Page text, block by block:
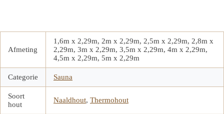
Afmeting
1,6m x 2,29m, 2m x 2,29m, 2,5m x 2,29m, 2,8m x
2,29m, 3m x 2,29m, 3,5m x 2,29m, 4m x 2,29m,
4,5m x 2,29m, 5m x 2,29m
Categorie Sauna
Soort
hout
Naaldhout, Thermohout